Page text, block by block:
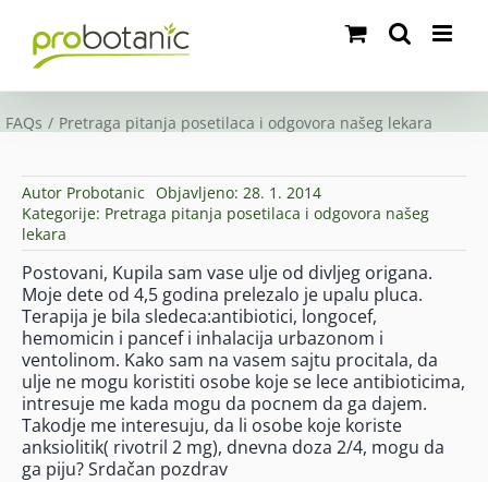
content
FAQs Pretraga pitanja posetilaca i odgovora našeg lekara
Autor Probotanic Objavljeno: 28. 1. 2014
Kategorije: Pretraga pitanja posetilaca i odgovora našeg
lekara
Postovani, Kupila sam vase ulje od divljeg origana.
Moje dete od 4,5 godina prelezalo je upalu pluca.
Terapija je bila sledeca:antibiotici, longocef,
hemomicin i pancef i inhalacija urbazonom i
ventolinom. Kako sam na vasem sajtu procitala, da
ulje ne mogu koristiti osobe koje se lece antibioticima,
intresuje me kada mogu da pocnem da ga dajem.
Takodje me interesuju, da li osobe koje koriste
anksiolitik( rivotril 2 mg), dnevna doza 2/4, mogu da
ga piju? Srdačan pozdrav